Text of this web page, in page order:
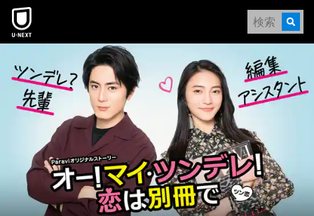
本文へスキップ